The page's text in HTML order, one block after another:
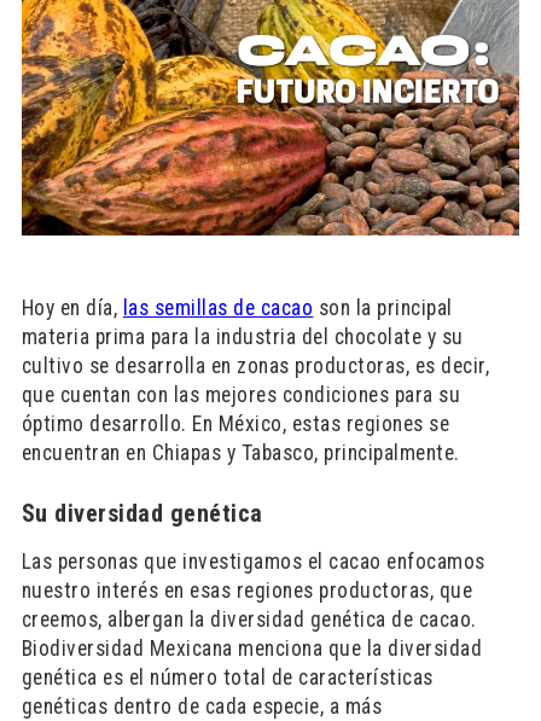
Hoy en día, las semillas de cacao son la principal
materia prima para la industria del chocolate y su
cultivo se desarrolla en zonas productoras, es decir,
que cuentan con las mejores condiciones para su
óptimo desarrollo. En México, estas regiones se
encuentran en Chiapas y Tabasco, principalmente.
Su diversidad genética
Las personas que investigamos el cacao enfocamos
nuestro interés en esas regiones productoras, que
creemos, albergan la diversidad genética de cacao.
Biodiversidad Mexicana menciona que la diversidad
genética es el número total de características
genéticas dentro de cada especie, a más